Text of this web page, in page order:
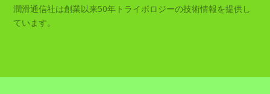
潤滑通信社は創業以来50年トライボロジーの技術情報を提供し
ています。